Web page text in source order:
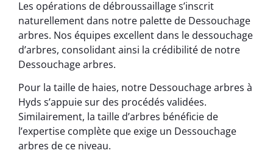
Les opérations de débroussaillage s’inscrit
naturellement dans notre palette de Dessouchage
arbres. Nos équipes excellent dans le dessouchage
d’arbres, consolidant ainsi la crédibilité de notre
Dessouchage arbres.
Pour la taille de haies, notre Dessouchage arbres à
Hyds s’appuie sur des procédés validées.
Similairement, la taille d’arbres bénéficie de
l’expertise complète que exige un Dessouchage
arbres de ce niveau.